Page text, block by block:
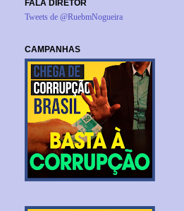
FALA DIRETOR
Tweets de @RuebmNogueira
CAMPANHAS